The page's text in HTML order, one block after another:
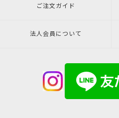
ご注文ガイド
法人会員について